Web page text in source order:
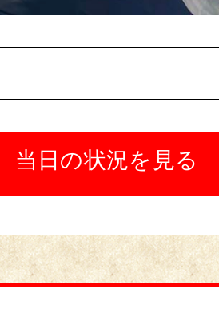
当日の状況を見る